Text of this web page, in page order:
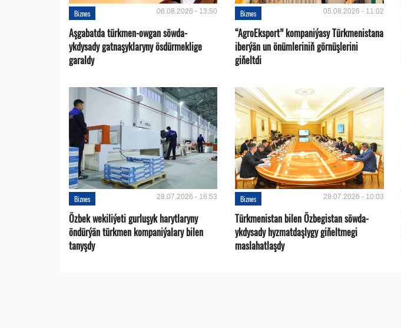
Biznes 06.08.2026 - 13:50
Aşgabatda türkmen-owgan söwda-
ykdysady gatnaşyklaryny ösdürmeklige
garaldy
Biznes 05.08.2026 - 11:02
“AgroEksport” kompaniýasy Türkmenistana
iberýän un önümleriniň görnüşlerini
giňeltdi
Biznes 28.07.2026 - 16:53
Özbek wekiliýeti gurluşyk harytlaryny
öndürýän türkmen kompaniýalary bilen
tanyşdy
Biznes 28.07.2026 - 10:03
Türkmenistan bilen Özbegistan söwda-
ykdysady hyzmatdaşlygy giňeltmegi
maslahatlaşdy